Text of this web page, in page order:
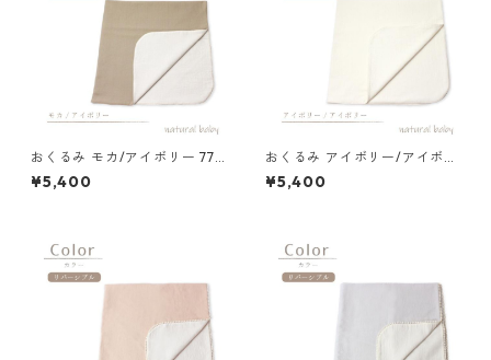
おくるみ モカ/アイボリー 77-
72034-1
¥5,400
おくるみ アイボリー/アイボリ
ー 77-72034-1
¥5,400